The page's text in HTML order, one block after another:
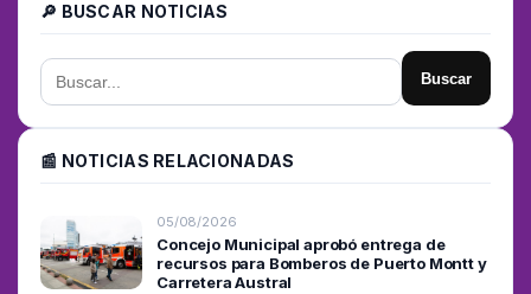
🔎 BUSCAR NOTICIAS
Buscar
📰 NOTICIAS RELACIONADAS
05/08/2026
Concejo Municipal aprobó entrega de
recursos para Bomberos de Puerto Montt y
Carretera Austral